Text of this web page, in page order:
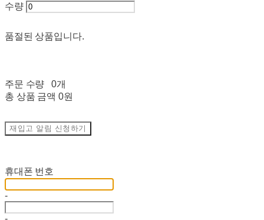
수량
품절된 상품입니다.
주문 수량
0개
총 상품 금액 0원
재입고 알림 신청하기
휴대폰 번호
-